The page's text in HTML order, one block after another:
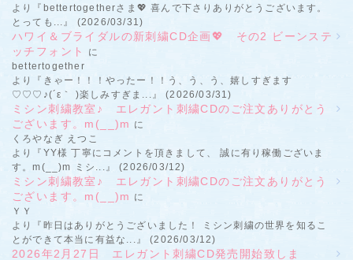
より『bettertogetherさま💖 喜んで下さりありがとうございます。
とっても...』 (2026/03/31)
ハワイ＆ブライダルの新刺繍CD企画💖 その2 ビーンステ
ッチフォント
に
bettertogether
より『きゃー！！！やったー！！う、う、う、嬉しすぎます
♡♡♡♪(´ε｀ )楽しみすぎま...』 (2026/03/31)
ミシン刺繍教室♪ エレガント刺繍CDのご注文ありがとう
ございます。m(__)m に
くろやなぎ えつこ
より『YY様 丁寧にコメントを頂きまして、 誠に有り稼働ございま
す。m(__)m ミシ...』 (2026/03/12)
ミシン刺繍教室♪ エレガント刺繍CDのご注文ありがとう
ございます。m(__)m に
ＹＹ
より『昨日はありがとうございました！ ミシン刺繍の世界を知るこ
とができて本当に有益な...』 (2026/03/12)
2026年2月27日 エレガント刺繍CD発売開始致しま